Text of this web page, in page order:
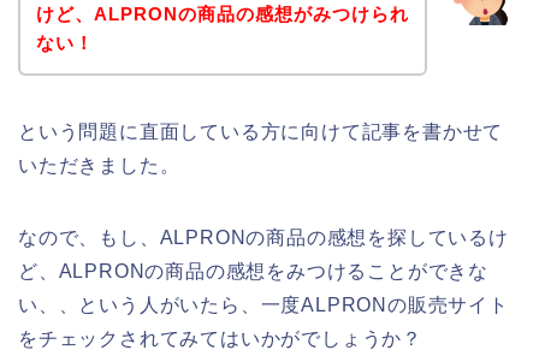
けど、ALPRONの商品の感想がみつけられ
ない！
という問題に直面している方に向けて記事を書かせて
いただきました。
なので、もし、ALPRONの商品の感想を探しているけ
ど、ALPRONの商品の感想をみつけることができな
い、、という人がいたら、一度ALPRONの販売サイト
をチェックされてみてはいかがでしょうか？